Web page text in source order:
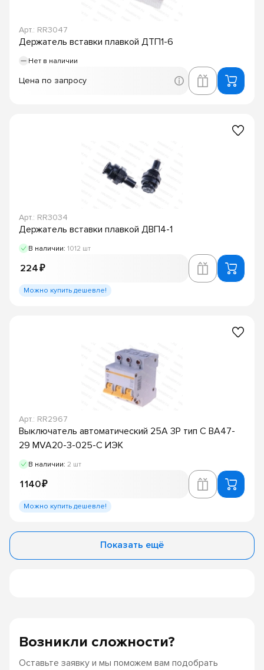
Арт.: RR3047
Держатель вставки плавкой ДТП1-6
Нет в наличии
Цена по запросу
Арт.: RR3034
Держатель вставки плавкой ДВП4-1
В наличии: 1012 шт
224 ₽
Можно купить дешевле!
Арт.: RR2967
Выключатель автоматический 25А 3P тип C ВА47-
29 MVA20-3-025-C ИЭК
В наличии: 2 шт
1 140 ₽
Можно купить дешевле!
Показать ещё
Возникли сложности?
Оставьте заявку и мы поможем вам подобрать